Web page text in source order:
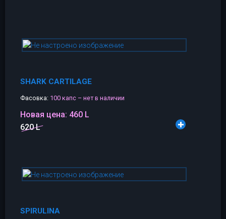
SHARK CARTILAGE
Фасовка: 100 капс – нет в наличии
Новая цена: 460 L
620 L
SPIRULINA